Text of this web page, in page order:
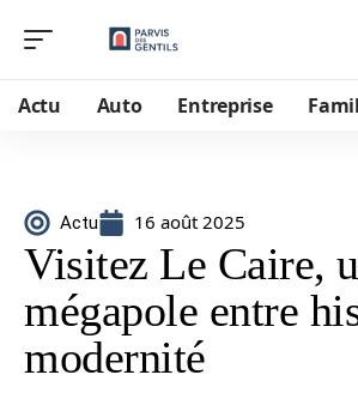
Actu Auto Entreprise
Actu 16 août 2025
Visitez Le Caire,
mégapole entre
modernité